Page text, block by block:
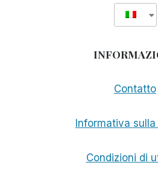
Contatto
Informativa
Condizioni di